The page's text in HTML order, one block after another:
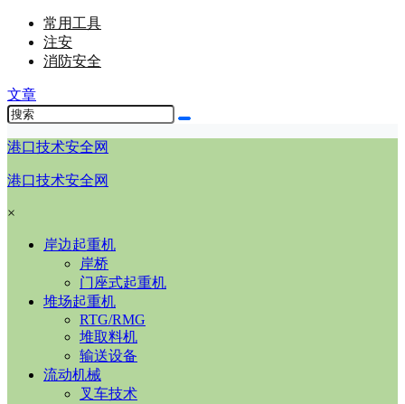
常用工具
注安
消防安全
文章
港口技术安全网
港口技术安全网
×
岸边起重机
岸桥
门座式起重机
堆场起重机
RTG/RMG
堆取料机
输送设备
流动机械
叉车技术